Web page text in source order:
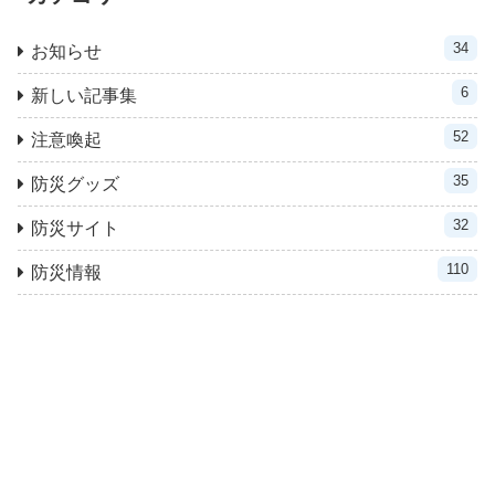
お知らせ 34
新しい記事集 6
注意喚起 52
防災グッズ 35
防災サイト 32
防災情報 110